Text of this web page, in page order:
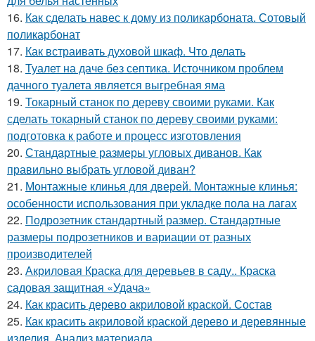
16. Как сделать навес к дому из поликарбоната. Сотовый
поликарбонат
17. Как встраивать духовой шкаф. Что делать
18. Туалет на даче без септика. Источником проблем
дачного туалета является выгребная яма
19. Токарный станок по дереву своими руками. Как
сделать токарный станок по дереву своими руками:
подготовка к работе и процесс изготовления
20. Стандартные размеры угловых диванов. Как
правильно выбрать угловой диван?
21. Монтажные клинья для дверей. Монтажные клинья:
особенности использования при укладке пола на лагах
22. Подрозетник стандартный размер. Стандартные
размеры подрозетников и вариации от разных
производителей
23. Акриловая Краска для деревьев в саду.. Краска
садовая защитная «Удача»
24. Как красить дерево акриловой краской. Состав
25. Как красить акриловой краской дерево и деревянные
изделия. Анализ материала